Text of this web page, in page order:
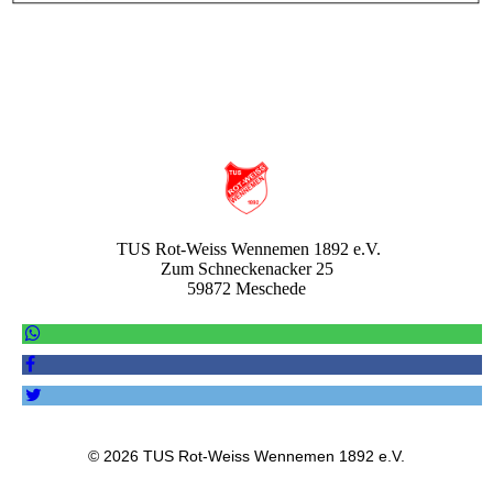
TUS Rot-Weiss Wennemen 1892 e.V.
Zum Schneckenacker 25
59872 Meschede